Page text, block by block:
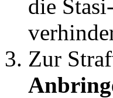
die
Zur